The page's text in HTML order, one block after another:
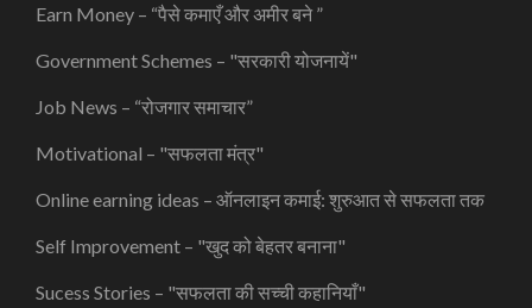
Earn Money – “पैसे कमाएँ और अमीर बने ”
Government Schemes – "सरकारी योजनायें"
Job News – “रोजगार समाचार”
Motivational – "सफलता मंत्र"
Online earning ideas – ऑनलाइन कमाई: शुरुआत से सफलता तक
Self Improvement – "खुद को बेहतर बनाना"
Sucess Stories – "सफलता की सच्ची कहानियाँ"